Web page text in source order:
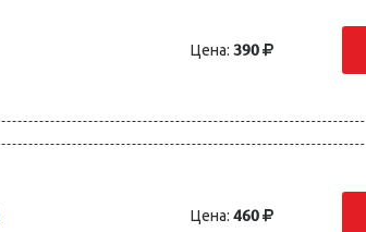
Цена: 390
Цена: 460